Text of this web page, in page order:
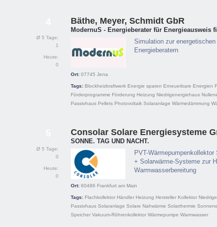
Ø 5 Tage:
1
Heute:
0
Bäthe, Meyer, Schmidt GbR
ModernuS - Energieberater für Energieausweis
Simulation zur
Energieberatern
Ort: 07745 Jena
Tags: Blockheizkraftwerk Energie sparen Erneuerbare Energien
Förderprogramme Förderung Heizung Niedrigenergiehaus
Passivhaus Pellets Photovoltaik Solaranlage Wärmedämmung
Ø 5 Tage:
0
Heute:
0
Consolar Solare Energiesysteme
SONNE. TAG UND NACHT.
PVT-
+ Solarwärme-Systeme zur
Warmwasserbereitung
Ort: 60486 Frankfurt am Main
Tags: Flachkollektor Händler Heizung Hersteller Kollektor
Passivhaus Solaranlage Solare Nahwärme Solarthermie
Speicher Vakuum-Röhrenkollektor Wärmepumpe Warmwasser